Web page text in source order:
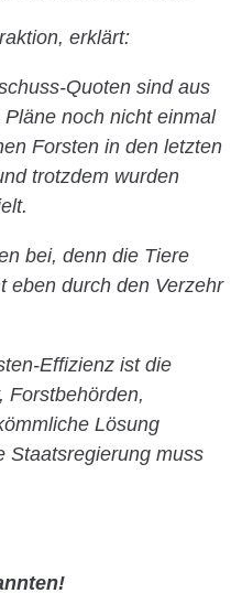
erklärt:
Quoten sind aus
noch nicht einmal
Forsten in den letzten
trotzdem wurden
bei, denn die Tiere
eben durch den Verzehr
Effizienz ist die
Forstbehörden,
Lösung
Staatsregierung muss